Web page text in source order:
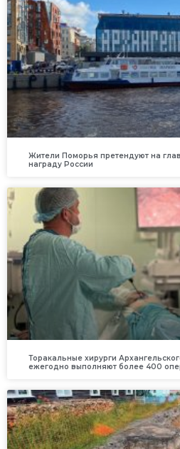
Жители Поморья претендуют на
награду России
Торакальные хирурги
ежегодно выполняют более 400